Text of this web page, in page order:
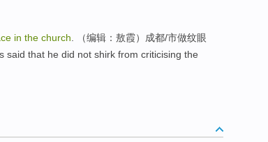
in the church . （编辑：敖霞）成都/市做纹眼
said that he did not shirk from criticising the